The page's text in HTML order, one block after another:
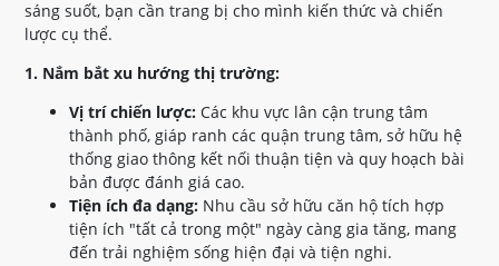
sáng suốt, bạn cần trang bị cho mình kiến thức và chiến
lược cụ thể.
1. Nắm bắt xu hướng thị trường:
Vị trí chiến lược: Các khu vực lân cận trung tâm
thành phố, giáp ranh các quận trung tâm, sở hữu hệ
thống giao thông kết nối thuận tiện và quy hoạch bài
bản được đánh giá cao.
Tiện ích đa dạng: Nhu cầu sở hữu căn hộ tích hợp
tiện ích "tất cả trong một" ngày càng gia tăng, mang
đến trải nghiệm sống hiện đại và tiện nghi.